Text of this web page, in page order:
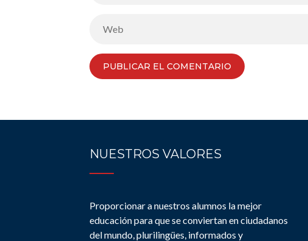
NUESTROS VALORES
Proporcionar a nuestros alumnos la mejor
educación para que se conviertan en ciudadanos
del mundo, plurilingües, informados y